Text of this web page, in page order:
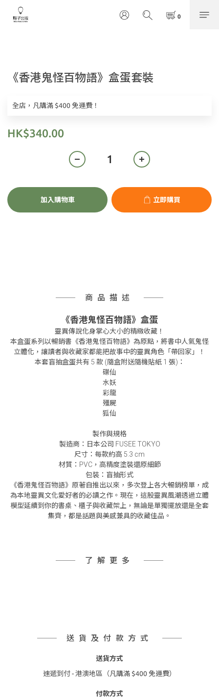
《香港鬼怪百物語》盒蛋套裝
全店，凡購滿 $400 免運費！
HK$340.00
加入購物車 立即購買
商品描述
《香港鬼怪百物語》盒蛋
靈異傳說化身掌心大小的精緻收藏！
本盒蛋系列以暢銷書《香港鬼怪百物語》為原點，將書中人氣鬼怪
立體化，讓讀者與收藏家都能把故事中的靈異角色「帶回家」！
本套盲抽盒蛋共有 5 款 (隨盒附送隨機貼紙 1 張)：
碟仙
水妖
彩龍
殭屍
狐仙
製作與規格
製造商：日本公司 FUSEE TOKYO
尺寸：每款約高 5.3 cm
材質：PVC，高精度塗裝還原細節
包裝：盲抽形式
《香港鬼怪百物語》原著自推出以來，多次登上各大暢銷榜單，成
為本地靈異文化愛好者的必讀之作。現在，這股靈異風潮透過立體
模型延續到你的書桌、櫃子與收藏架上，無論是單獨擺放還是全套
集齊，都是話題與美感兼具的收藏佳品。
了解更多
送貨及付款方式
送貨方式
速遞到付 - 港澳地區（凡購滿 $400 免運費）
付款方式